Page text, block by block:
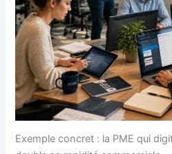
Exemple concret : la PME qui